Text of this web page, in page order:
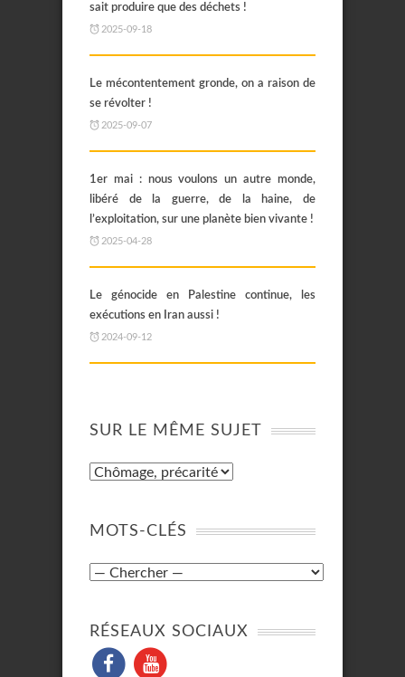
sait produire que des déchets !
2025-09-18
Le mécontentement gronde, on a raison de
se révolter !
2025-09-07
1er mai : nous voulons un autre monde,
libéré de la guerre, de la haine, de
l’exploitation, sur une planète bien vivante !
2025-04-28
Le génocide en Palestine continue, les
exécutions en Iran aussi !
2024-09-12
SUR LE MÊME SUJET
MOTS-CLÉS
RÉSEAUX SOCIAUX